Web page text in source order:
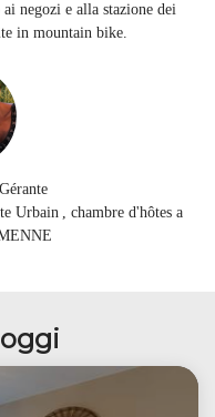
negozi e alla stazione dei
in mountain bike.
Urbain , chambre d'hôtes a